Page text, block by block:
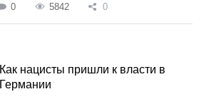
0 5842 0
Как нацисты пришли к власти в
Германии